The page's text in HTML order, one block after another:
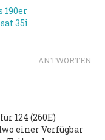
190er
35i
ANTWORTEN
124 (260E)
einer Verfügbar